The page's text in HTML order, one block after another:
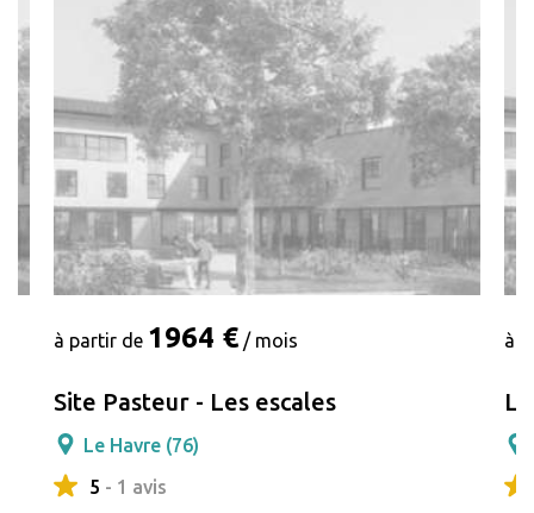
à partir de 1964 € / mois
Site Pasteur - Les escales
Le Havre (76)
5 - 1 avis
à